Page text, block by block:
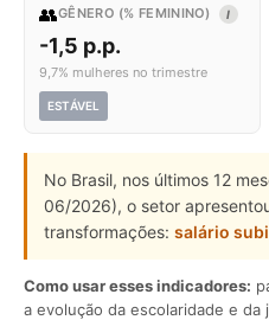
👥GÊNERO (% FEMININO) I
-1,5 p.p.
9,7% mulheres no trimestre
ESTÁVEL
No Brasil, nos últimos 12
06/2026), o setor
transformações: salário
Como usar esses indicadores:
a evolução da escolaridade e da